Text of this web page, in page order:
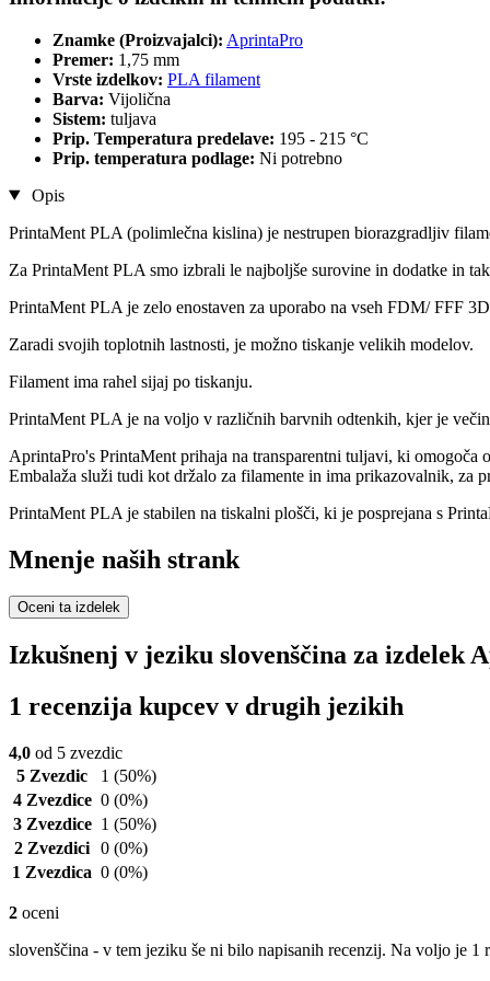
Znamke (Proizvajalci): AprintaPro
Premer: 1,75 mm
Vrste izdelkov: PLA filament
Barva: Vijolična
Sistem: tuljava
Prip. Temperatura predelave: 195 - 215 °C
Prip. temperatura podlage: Ni potrebno
Opis
PrintaMent PLA (polimlečna kislina) je nestrupen biorazgradljiv
Za PrintaMent PLA smo izbrali le najboljše surovine in dodatke in
PrintaMent PLA je zelo enostaven za uporabo na vseh FDM/ FFF
Zaradi svojih toplotnih lastnosti, je možno tiskanje velikih modelov.
Filament ima rahel sijaj po tiskanju.
PrintaMent PLA je na voljo v različnih barvnih odtenkih, kjer je
AprintaPro's PrintaMent prihaja na transparentni tuljavi, ki omogoča
Embalaža služi tudi kot držalo za filamente in ima prikazovalnik, za
PrintaMent PLA je stabilen na tiskalni plošči, ki je posprejana s
Mnenje naših strank
Oceni ta izdelek
Izkušnenj v jeziku slovenščina za
1 recenzija kupcev v drugih jezikih
4,0 od 5 zvezdic
5 Zvezdic
1 (50%)
4 Zvezdice 0 (0%)
3 Zvezdice 1 (50%)
2 Zvezdici 0 (0%)
1 Zvezdica 0 (0%)
2 oceni
slovenščina - v tem jeziku še ni bilo napisanih recenzij. Na voljo je 1